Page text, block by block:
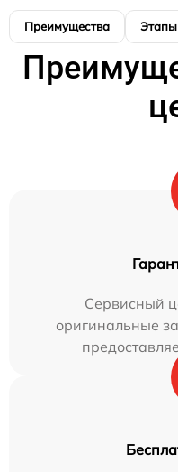
Преимущества
Сервисный
оригинальные